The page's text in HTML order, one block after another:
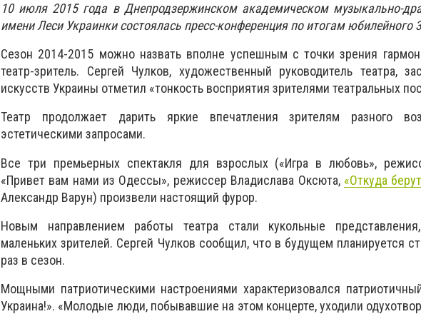
10 июля 2015 года в Днепродзержинском академическом музыкально-
имени Леси Украинки состоялась пресс-конференция по итогам юбилейного
Сезон 2014-2015 можно назвать вполне успешным с точки зрения
театр-зритель. Сергей Чулков, художественный руководитель театра,
искусств Украины отметил «тонкость восприятия зрителями театральных
Театр продолжает дарить яркие впечатления зрителям разного
эстетическими запросами.
Все три премьерных спектакля для взрослых («Игра в любовь»,
«Привет вам нами из Одессы», режиссер Владислава Оксюта, «Откуда
Александр Варун) произвели настоящий фурор.
Новым направлением работы театра стали кукольные
маленьких зрителей. Сергей Чулков сообщил, что в будущем планируется
раз в сезон.
Мощными патриотическими настроениями характеризовался
Украина!». «Молодые люди, побывавшие на этом концерте, уходили